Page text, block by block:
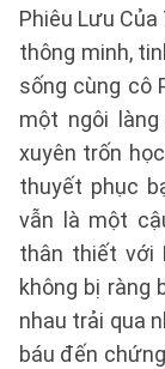
Phiêu Lưu
thông minh,
sống cùng cô
một ngôi
xuyên trốn
thuyết phục
vẫn là một
thân thiết với
không bị ràng
nhau trải qua
báu đến